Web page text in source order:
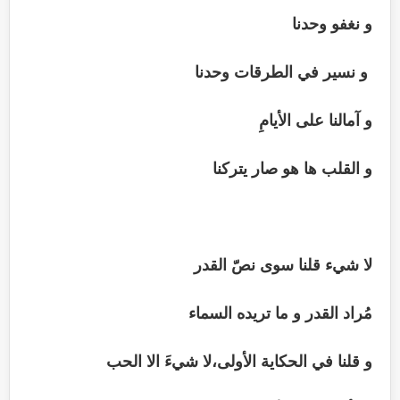
و نغفو وحدنا
و نسير في الطرقات وحدنا
و آمالنا على الأيامِ
و القلب ها هو صار يتركنا
لا شيء قلنا سوى نصّ القدر
مُراد القدر و ما تريده السماء
و قلنا في الحكاية الأولى،لا شيءَ الا الحب